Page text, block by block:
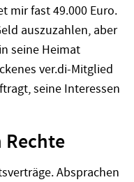
mir fast 49.000 Euro.
auszuzahlen, aber
seine Heimat
ver.di-Mitglied
seine Interessen
Absprachen